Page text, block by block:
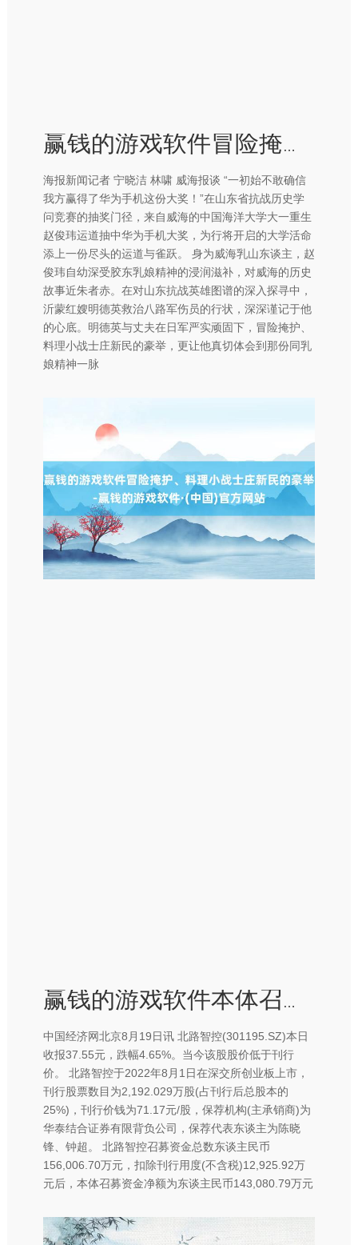
赢钱的游戏软件冒险掩护、料理小战士庄新民的豪举-赢钱的游戏软件·(中国)官方网站
海报新闻记者 宁晓洁 林啸 威海报谈 “一初始不敢确信
我方赢得了华为手机这份大奖！”在山东省抗战历史学
问竞赛的抽奖门径，来自威海的中国海洋大学大一重生
赵俊玮运道抽中华为手机大奖，为行将开启的大学活命
添上一份尽头的运道与雀跃。 身为威海乳山东谈主，赵
俊玮自幼深受胶东乳娘精神的浸润滋补，对威海的历史
故事近朱者赤。在对山东抗战英雄图谱的深入探寻中，
沂蒙红嫂明德英救治八路军伤员的行状，深深谨记于他
的心底。明德英与丈夫在日军严实顽固下，冒险掩护、
料理小战士庄新民的豪举，更让他真切体会到那份同乳
娘精神一脉
赢钱的游戏软件本体召募资金净额为东谈主民币143-赢钱的游戏软件·(中国)官方网站
中国经济网北京8月19日讯 北路智控(301195.SZ)本日
收报37.55元，跌幅4.65%。当今该股股价低于刊行
价。 北路智控于2022年8月1日在深交所创业板上市，
刊行股票数目为2,192.029万股(占刊行后总股本的
25%)，刊行价钱为71.17元/股，保荐机构(主承销商)为
华泰结合证券有限背负公司，保荐代表东谈主为陈晓
锋、钟超。 北路智控召募资金总数东谈主民币
156,006.70万元，扣除刊行用度(不含税)12,925.92万
元后，本体召募资金净额为东谈主民币143,080.79万元